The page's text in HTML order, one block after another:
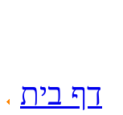
דף בית